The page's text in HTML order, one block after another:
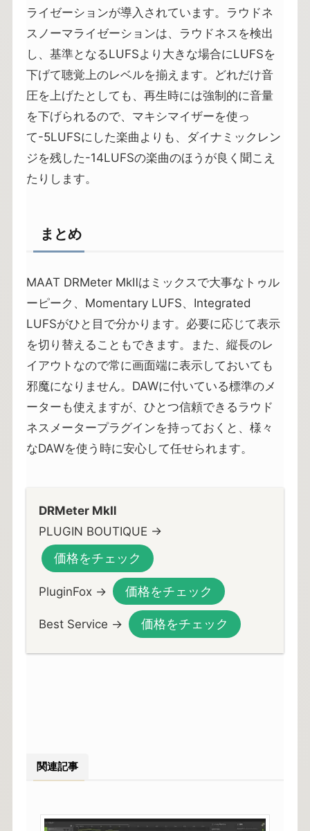
ライゼーションが導入されています。ラウドネ
スノーマライゼーションは、ラウドネスを検出
し、基準となるLUFSより大きな場合にLUFSを
下げて聴覚上のレベルを揃えます。どれだけ音
圧を上げたとしても、再生時には強制的に音量
を下げられるので、マキシマイザーを使っ
て-5LUFSにした楽曲よりも、ダイナミックレン
ジを残した-14LUFSの楽曲のほうが良く聞こえ
たりします。
まとめ
MAAT DRMeter MkⅡはミックスで大事なトゥル
ーピーク、Momentary LUFS、Integrated
LUFSがひと目で分かります。必要に応じて表示
を切り替えることもできます。また、縦長のレ
イアウトなので常に画面端に表示しておいても
邪魔になりません。DAWに付いている標準のメ
ーターも使えますが、ひとつ信頼できるラウド
ネスメータープラグインを持っておくと、様々
なDAWを使う時に安心して任せられます。
DRMeter MkⅡ
PLUGIN BOUTIQUE →
価格をチェック
PluginFox → 価格をチェック
Best Service → 価格をチェック
関連記事